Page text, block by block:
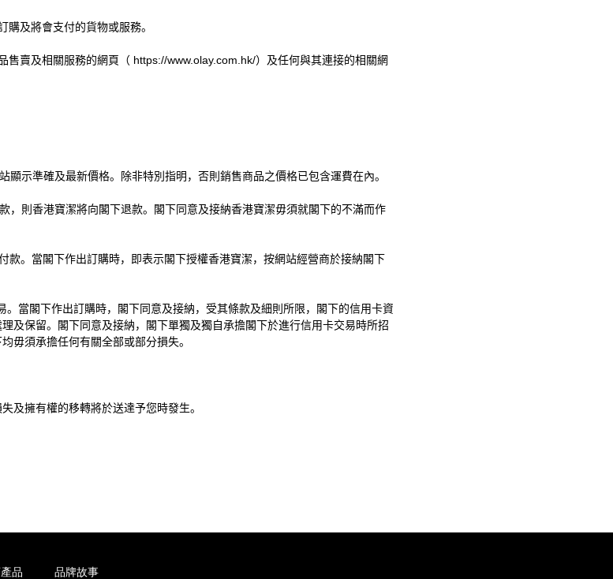
購及將會支付的貨物或服務。
售賣及相關服務的網頁（ https://www.olay.com.hk/） 及任何與其連接的相關網
顯示準確及最新價格。除非特別指明，否則銷售商品之價格已包含運費在內。
，則香港寶潔將向閣下退款。閣下同意及接納香港寶潔毋須就閣下的不滿而作
款。當閣下作出訂購時，即表示閣下授權香港寶潔，按網站經營商於接納閣下
當閣下作出訂購時，閣下同意及接納，受其條款及細則所限，閣下的信用卡資
及保留。閣下同意及接納，閣下單獨及獨自承擔閣下於進行信用卡交易時所招
毋須承擔任何有關全部或部分損失。
及擁有權的移轉將於送達予您時發生。
品 品牌故事